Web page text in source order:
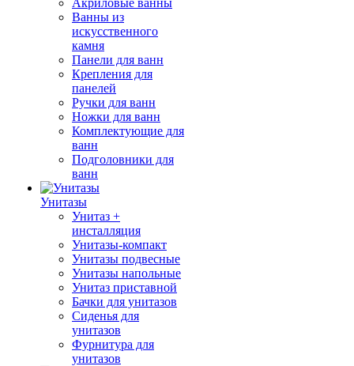
Акриловые ванны
Ванны из
искусственного
камня
Панели для ванн
Крепления для
панелей
Ручки для ванн
Ножки для ванн
Комплектующие для
ванн
Подголовники для
ванн
Унитазы
Унитаз +
инсталляция
Унитазы-компакт
Унитазы подвесные
Унитазы напольные
Унитаз приставной
Бачки для унитазов
Сиденья для
унитазов
Фурнитура для
унитазов